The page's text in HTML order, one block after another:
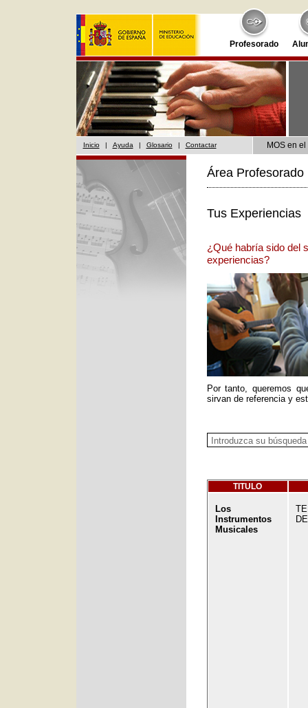
Profesorado
Inicio | Ayuda | Glosario | Contactar MOS en
Área
Tus Experiencias
¿Qué habría sido del
experiencias?
Por tanto, queremos
sirvan de referencia y
TITULO
Los
Instrumentos
Musicales